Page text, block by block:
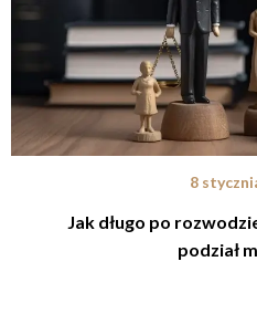
8
Jak długo po
podział